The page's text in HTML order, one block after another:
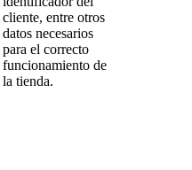
cliente, entre otros
datos necesarios
para el correcto
funcionamiento de
la tienda.